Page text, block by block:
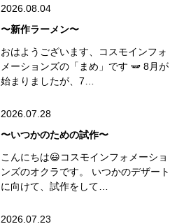
2026.08.04
〜新作ラーメン〜
おはようございます、コスモインフォ
メーションズの「まめ」です 🫛 8月が
始まりましたが、7…
2026.07.28
〜いつかのための試作〜
こんにちは😃コスモインフォメーショ
ンズのオクラです。 いつかのデザート
に向けて、試作をして…
2026.07.23